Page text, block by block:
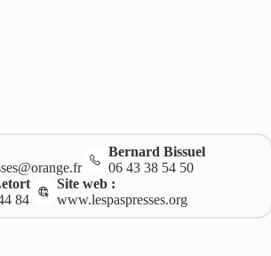
Bernard Bissuel
06 43 38 54 50
84
Site web :
www.lespaspresses.org